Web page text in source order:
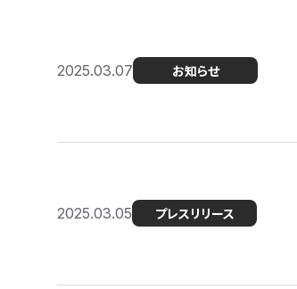
2025.03.07 お知らせ
2025.03.05 プレスリリース